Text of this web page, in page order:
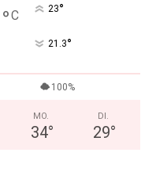
°C 23°
21.3°
100%
MO.
34°
DI.
29°